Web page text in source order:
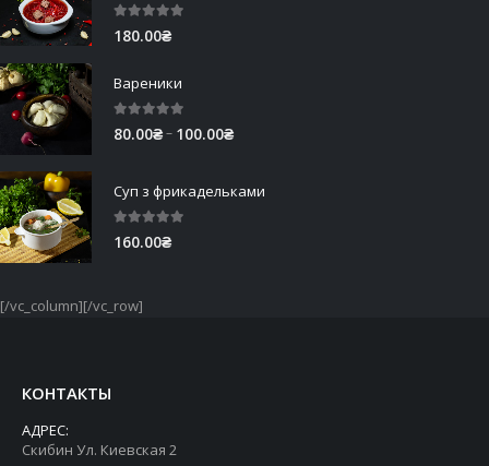
5.00 out of 5
180.00₴
Вареники
5.00out of 5
80.00₴– 100.00₴Price
Суп з фрикадельками
160.00₴
[/vc_column][/vc_row]
КОНТАКТЫ
АДРЕС:
Скибин Ул. Киевская 2